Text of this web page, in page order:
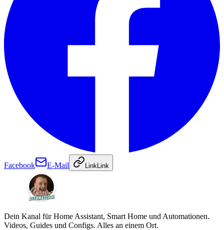
Facebook E-Mail LinkLink
Dein Kanal für Home Assistant, Smart Home und Automationen.
Videos, Guides und Configs. Alles an einem Ort.